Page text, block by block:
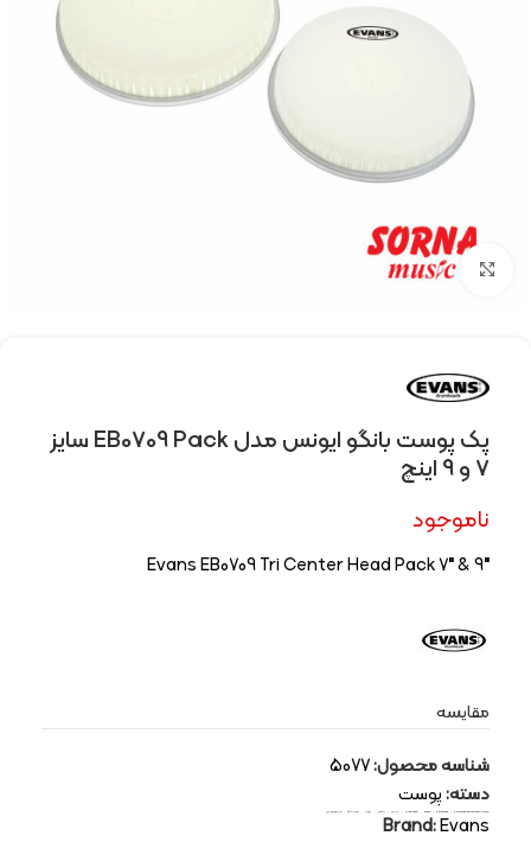
Click to enlarge
پک پوست بانگو ایونس مدل EB0709 Pack سایز
7 و 9 اینچ
ناموجود
Evans EB0709 Tri Center Head Pack 7″ & 9″
مقایسه
شناسه محصول:5077
دسته:پوست
برچسب: drum head Evans percussion percussion-instruments ایونس پرکاشن پوست پوست بانگو سازهای کوبه ای
Brand:Evans